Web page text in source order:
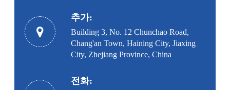
추가:
Building 3, No. 12 Chunchao Road,
Chang'an Town, Haining City, Jiaxing
City, Zhejiang Province, China
전화: